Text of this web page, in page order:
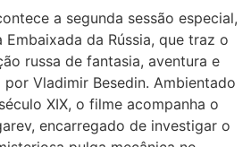
a segunda sessão especial,
da Rússia, que traz o
russa de fantasia, aventura e
Vladimir Besedin. Ambientado
XIX, o filme acompanha o
encarregado de investigar o